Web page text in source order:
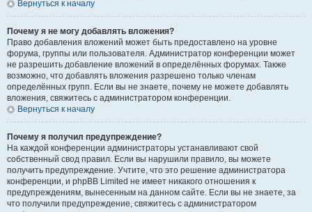
Вернуться к началу
Почему я не могу добавлять вложения?
Право добавления вложений может быть предоставлено на уровне
форума, группы или пользователя. Администратор конференции может
не разрешить добавление вложений в определённых форумах. Также
возможно, что добавлять вложения разрешено только членам
определённых групп. Если вы не знаете, почему не можете добавлять
вложения, свяжитесь с администратором конференции.
Вернуться к началу
Почему я получил предупреждение?
На каждой конференции администраторы устанавливают свой
собственный свод правил. Если вы нарушили правило, вы можете
получить предупреждение. Учтите, что это решение администратора
конференции, и phpBB Limited не имеет никакого отношения к
предупреждениям, вынесенным на данном сайте. Если вы не знаете, за
что получили предупреждение, свяжитесь с администратором